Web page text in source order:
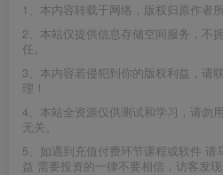
1、本内容转载于网络，版权归原作者
2、本站仅提供信息存储空间服务，不
任。
3、本内容若侵犯到你的版权利益，请
理！
4、本站全资源仅供测试和学习，请勿
无关。
5、如遇到充值付费环节课程或软件
益 需要投资的一律不要相信，访客发现